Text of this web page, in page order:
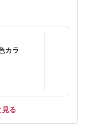
カラ
見る